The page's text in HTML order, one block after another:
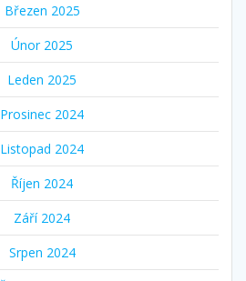
Březen 2025
Únor 2025
Leden 2025
Prosinec 2024
Listopad 2024
Říjen 2024
Září 2024
Srpen 2024